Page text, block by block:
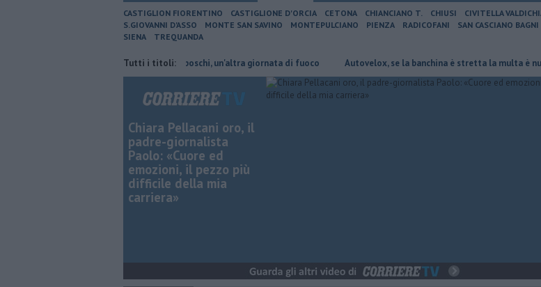
CASTIGLION FIORENTINO CASTIGLIONE D'ORCIA CETONA CHIANCIANO T. CHIUSI CIVITELLA
S.GIOVANNI D'ASSO
MONTE SAN SAVINO MONTEPULCIANO PIENZA RADICOFANI SAN CASCIANO BAGNI
SIENA
TREQUANDA
Tutti i titoli:
Incendi nei boschi, un'altra giornata di fuoco Autovelox, se la banchina è stretta la multa è nulla
Chiara Pellacani oro, il
padre-giornalista
Paolo: «Cuore ed
emozioni, il pezzo più
difficile della mia
carriera»